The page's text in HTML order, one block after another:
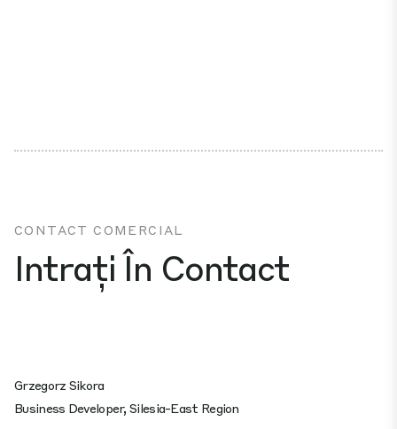
CONTACT COMERCIAL
Intrați În Contact
Grzegorz Sikora
Business Developer, Silesia-East Region